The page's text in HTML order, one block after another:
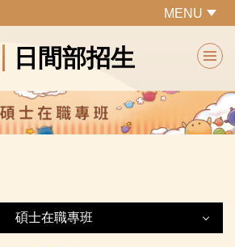
日間部招生
MENU
碩士在職專班